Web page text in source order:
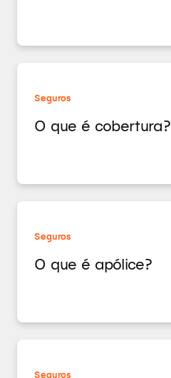
Seguros
O que é cobertura?
Seguros
O que é apólice?
Seguros